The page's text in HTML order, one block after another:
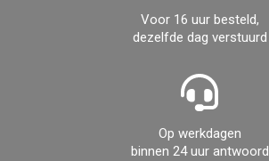
Voor 16 uur besteld,
dezelfde dag verstuurd
Op werkdagen
binnen 24 uur antwoord